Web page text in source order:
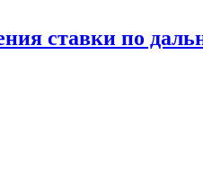
ставки по